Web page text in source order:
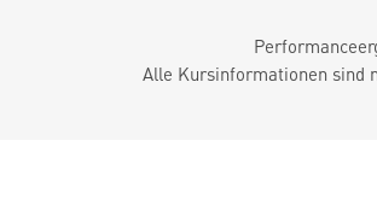
Alle Kursinformationen sind